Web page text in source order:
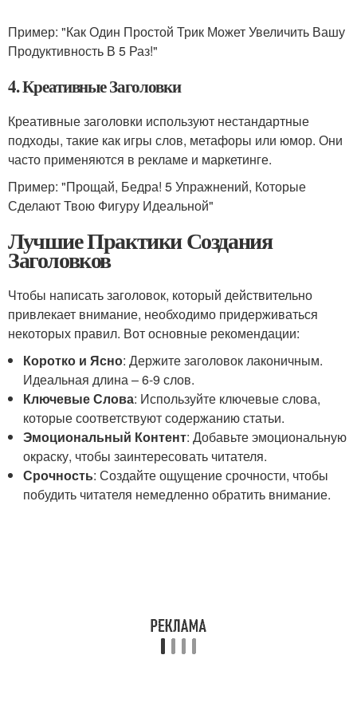
Пример: "Как Один Простой Трик Может Увеличить Вашу
Продуктивность В 5 Раз!"
4. Креативные Заголовки
Креативные заголовки используют нестандартные
подходы, такие как игры слов, метафоры или юмор. Они
часто применяются в рекламе и маркетинге.
Пример: "Прощай, Бедра! 5 Упражнений, Которые
Сделают Твою Фигуру Идеальной"
Лучшие Практики Создания
Заголовков
Чтобы написать заголовок, который действительно
привлекает внимание, необходимо придерживаться
некоторых правил. Вот основные рекомендации:
Коротко и Ясно: Держите заголовок лаконичным.
Идеальная длина – 6-9 слов.
Ключевые Слова: Используйте ключевые слова,
которые соответствуют содержанию статьи.
Эмоциональный Контент: Добавьте эмоциональную
окраску, чтобы заинтересовать читателя.
Срочность: Создайте ощущение срочности, чтобы
побудить читателя немедленно обратить внимание.